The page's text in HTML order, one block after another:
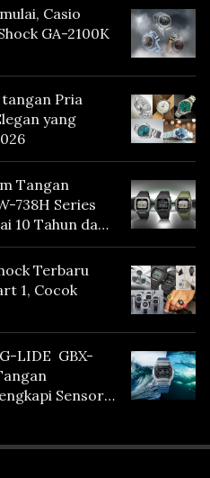
Casio
GA-2100K
tangan Pria
yang
Tangan
738H Series
10 Tahun dan
Terbaru
1, Cocok
LIDE GBX-
Sensor